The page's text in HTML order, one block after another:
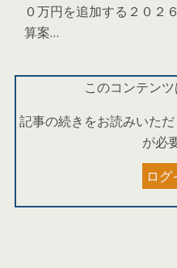
０万円を追加する２０２
算案…
このコンテンツ
記事の続きをお読みいた
が必
ログ